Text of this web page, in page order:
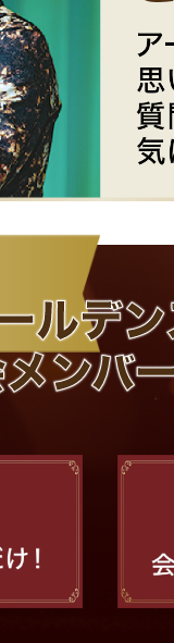
ルデ
ンバ